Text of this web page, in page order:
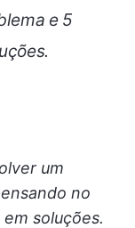
e 5
um
no
soluções.